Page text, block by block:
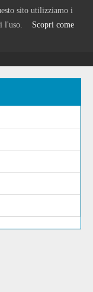
sito utilizziamo i
l'uso. Scopri come